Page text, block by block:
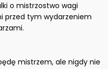
o mistrzostwo wagi
przed tym wydarzeniem
mistrzem, ale nigdy nie